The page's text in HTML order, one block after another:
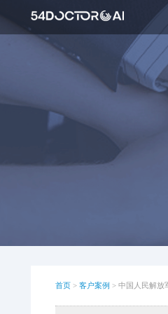
首页 > 客户案例 > 中国人民解放